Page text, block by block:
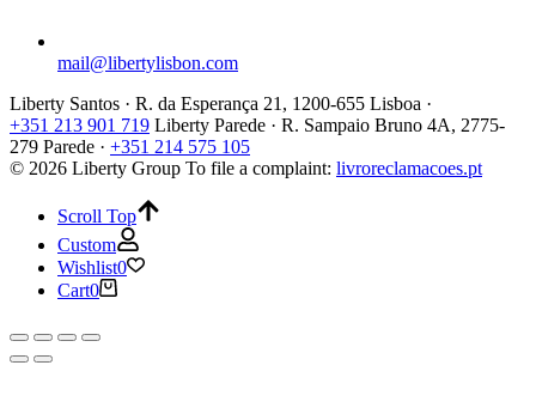
mail@libertylisbon.com
Liberty Santos · R. da Esperança 21, 1200-655 Lisboa ·
+351 213 901 719 Liberty Parede · R. Sampaio Bruno 4A, 2775-
279 Parede · +351 214 575 105
© 2026 Liberty Group To file a complaint: livroreclamacoes.pt
Scroll Top
Custom
Wishlist0
Cart0